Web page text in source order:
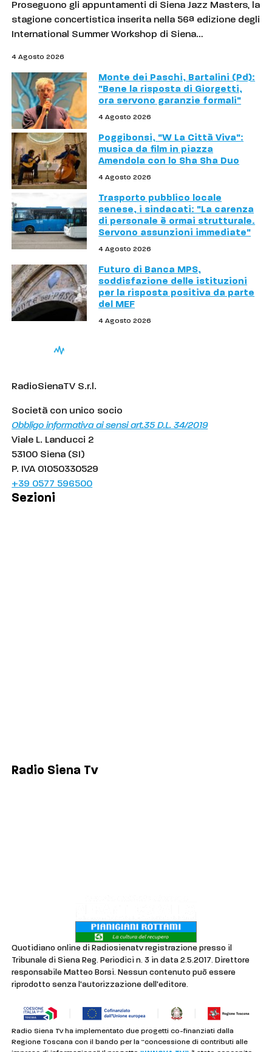
Proseguono gli appuntamenti di Siena Jazz Masters, la
stagione concertistica inserita nella 56ª edizione degli
International Summer Workshop di Siena…
4 Agosto 2026
Monte dei Paschi, Bartalini (Pd):
"Bene la risposta di Giorgetti,
ora servono garanzie formali"
4 Agosto 2026
Poggibonsi, "W La Città Viva":
musica da film in piazza
Amendola con lo Sha Sha Duo
4 Agosto 2026
Trasporto pubblico locale
senese, i sindacati: "La carenza
di personale è ormai strutturale.
Servono assunzioni immediate"
4 Agosto 2026
Futuro di Banca MPS,
soddisfazione delle istituzioni
per la risposta positiva da parte
del MEF
4 Agosto 2026
RadioSienaTV S.r.l.
Società con unico socio
Obbligo informativa ai sensi art.35 D.L. 34/2019
Viale L. Landucci 2
53100 Siena (SI)
P. IVA 01050330529
+39 0577 596500
Sezioni
Radio Siena Tv
Quotidiano online di Radiosienatv registrazione presso il
Tribunale di Siena Reg. Periodici n. 3 in data 2.5.2017. Direttore
responsabile Matteo Borsi. Nessun contenuto può essere
riprodotto senza l'autorizzazione dell'editore.
Radio Siena Tv ha implementato due progetti co-finanziati dalla
Regione Toscana con il bando per la “concessione di contributi alle